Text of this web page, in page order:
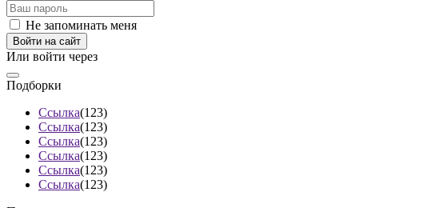
Не запоминать меня
Войти на сайт
Или войти через
Подборки
Ссылка(123)
Ссылка(123)
Ссылка(123)
Ссылка(123)
Ссылка(123)
Ссылка(123)